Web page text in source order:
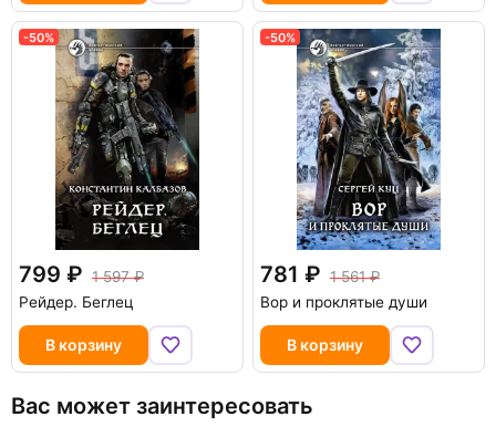
-50%
799
1 597
Рейдер. Беглец
В корзину
-50%
781
1 561
Вор и проклятые души
В корзину
Вас может заинтересовать